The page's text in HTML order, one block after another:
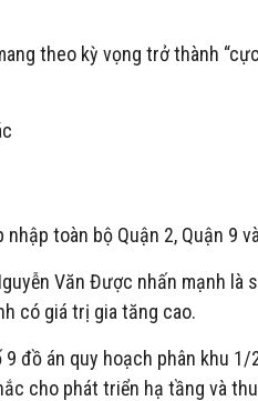
theo kỳ vọng trở thành
toàn bộ Quận 2, Quận 9
Văn Được nhấn mạnh là
có giá trị gia tăng cao.
đồ án quy hoạch phân khu 1/
cho phát triển hạ tầng và